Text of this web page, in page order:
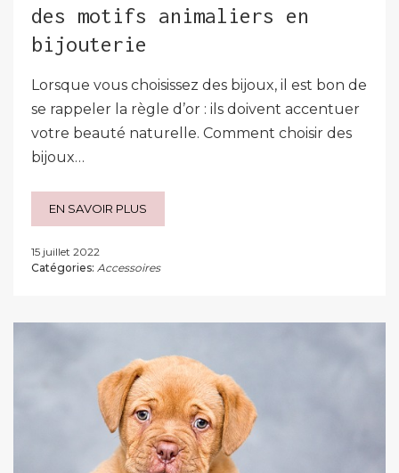
des motifs animaliers en
bijouterie
Lorsque vous choisissez des bijoux, il est bon de
se rappeler la règle d’or : ils doivent accentuer
votre beauté naturelle. Comment choisir des
bijoux…
EN SAVOIR PLUS
15 juillet 2022
Catégories: Accessoires